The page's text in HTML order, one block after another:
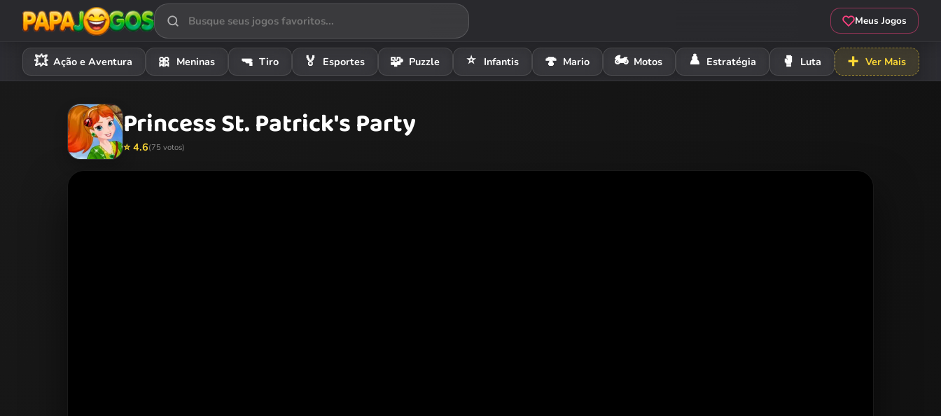
Meus Jogos
💥 Ação e Aventura 🎀 Meninas 🔫 Tiro 🏅 Esportes 🧩 Puzzle ⭐ Infantis 🍄 Mario 🏍️ Motos ♟️ Estratégia 🥊 Luta ➕ Ver Mais
Princess St. Patrick's Party
⭐ 4.6(75 votos)